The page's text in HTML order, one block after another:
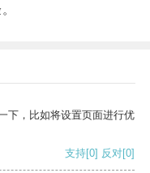
下，比如将设置页面进行优
支持[0] 反对[0]